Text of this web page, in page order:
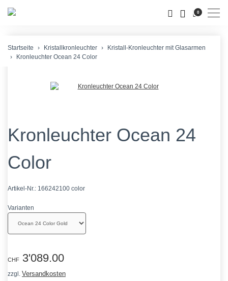
0
Startseite Kristallkronleuchter
Kristall-Kronleuchter mit Glasarmen
Kronleuchter Ocean 24 Color
Kronleuchter Ocean 24
Color
Artikel-Nr.: 166242100 color
Varianten
CHF 3'089.00
zzgl. Versandkosten